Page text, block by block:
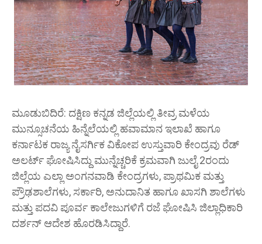
ಮೂಡುಬಿದಿರೆ: ದಕ್ಷಿಣ ಕನ್ನಡ ಜಿಲ್ಲೆಯಲ್ಲಿ ತೀವ್ರ ಮಳೆಯ
ಮುನ್ಸೂಚನೆಯ ಹಿನ್ನೆಲೆಯಲ್ಲಿ ಹವಾಮಾನ ಇಲಾಖೆ ಹಾಗೂ
ಕರ್ನಾಟಕ ರಾಜ್ಯ ನೈಸರ್ಗಿಕ ವಿಕೋಪ ಉಸ್ತುವಾರಿ ಕೇಂದ್ರವು ರೆಡ್
ಅಲರ್ಟ್ ಘೋಷಿಸಿದ್ದು ಮುನ್ನೆಚ್ಚರಿಕೆ ಕ್ರಮವಾಗಿ ಜುಲೈ 2ರಂದು
ಜಿಲ್ಲೆಯ ಎಲ್ಲಾ ಅಂಗನವಾಡಿ ಕೇಂದ್ರಗಳು, ಪ್ರಾಥಮಿಕ ಮತ್ತು
ಪ್ರೌಢಶಾಲೆಗಳು, ಸರ್ಕಾರಿ, ಅನುದಾನಿತ ಹಾಗೂ ಖಾಸಗಿ ಶಾಲೆಗಳು
ಮತ್ತು ಪದವಿ ಪೂರ್ವ ಕಾಲೇಜುಗಳಿಗೆ ರಜೆ ಘೋಷಿಸಿ ಜಿಲ್ಲಾಧಿಕಾರಿ
ದರ್ಶನ್ ಆದೇಶ ಹೊರಡಿಸಿದ್ದಾರೆ.